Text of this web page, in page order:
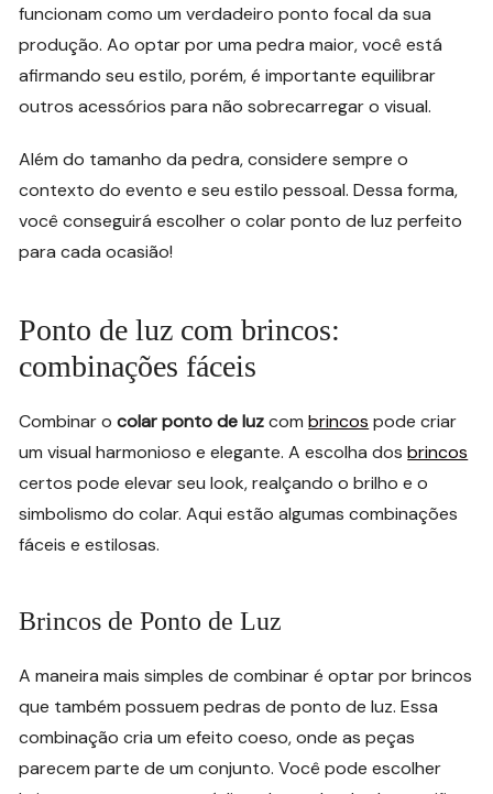
funcionam como um verdadeiro ponto focal da sua
produção. Ao optar por uma pedra maior, você está
afirmando seu estilo, porém, é importante equilibrar
outros acessórios para não sobrecarregar o visual.
Além do tamanho da pedra, considere sempre o
contexto do evento e seu estilo pessoal. Dessa forma,
você conseguirá escolher o colar ponto de luz perfeito
para cada ocasião!
Ponto de luz com brincos:
combinações fáceis
Combinar ocolar ponto de luzcombrincos pode criar
um visual harmonioso e elegante. A escolha dosbrincos
certos pode elevar seu look, realçando o brilho e o
simbolismo do colar. Aqui estão algumas combinações
fáceis e estilosas.
Brincos de Ponto de Luz
A maneira mais simples de combinar é optar por brincos
que também possuem pedras de ponto de luz. Essa
combinação cria um efeito coeso, onde as peças
parecem parte de um conjunto. Você pode escolher